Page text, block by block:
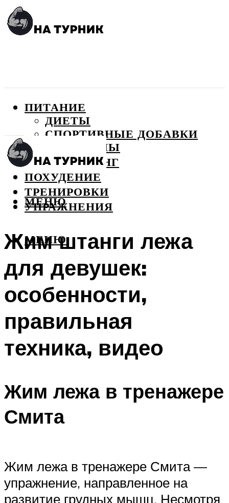
ПИТАНИЕ
ДИЕТЫ
СПОРТИВНЫЕ ДОБАВКИ
ВИТАМИНЫ
БОДИБИЛДИНГ
ПОХУДЕНИЕ
ТРЕНИРОВКИ
УПРАЖНЕНИЯ
МЕНЮ
МЕНЮ
Жим штанги лежа
для девушек:
особенности,
правильная
техника, видео
Жим лежа в тренажере
Смита
Жим лежа в тренажере Смита —
упражнение, направленное на
развитие грудных мышц. Несмотря